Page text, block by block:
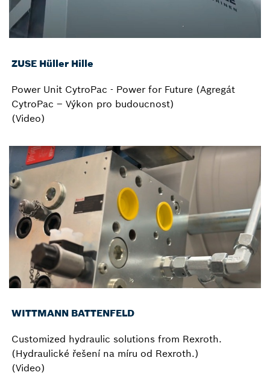
ZUSE Hüller Hille
Power Unit CytroPac - Power for Future (Agregát
CytroPac – Výkon pro budoucnost)
(Video)
WITTMANN BATTENFELD
Customized hydraulic solutions from Rexroth.
(Hydraulické řešení na míru od Rexroth.)
(Video)